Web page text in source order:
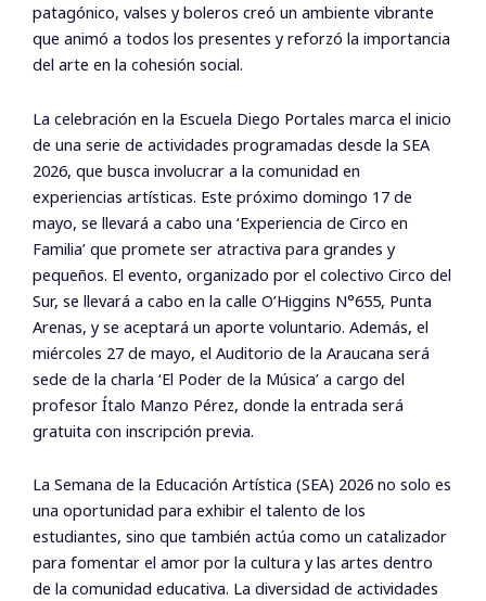
patagónico, valses y boleros creó un ambiente vibrante
que animó a todos los presentes y reforzó la importancia
del arte en la cohesión social.
La celebración en la Escuela Diego Portales marca el inicio
de una serie de actividades programadas desde la SEA
2026, que busca involucrar a la comunidad en
experiencias artísticas. Este próximo domingo 17 de
mayo, se llevará a cabo una ‘Experiencia de Circo en
Familia’ que promete ser atractiva para grandes y
pequeños. El evento, organizado por el colectivo Circo del
Sur, se llevará a cabo en la calle O’Higgins N°655, Punta
Arenas, y se aceptará un aporte voluntario. Además, el
miércoles 27 de mayo, el Auditorio de la Araucana será
sede de la charla ‘El Poder de la Música’ a cargo del
profesor Ítalo Manzo Pérez, donde la entrada será
gratuita con inscripción previa.
La Semana de la Educación Artística (SEA) 2026 no solo es
una oportunidad para exhibir el talento de los
estudiantes, sino que también actúa como un catalizador
para fomentar el amor por la cultura y las artes dentro
de la comunidad educativa. La diversidad de actividades